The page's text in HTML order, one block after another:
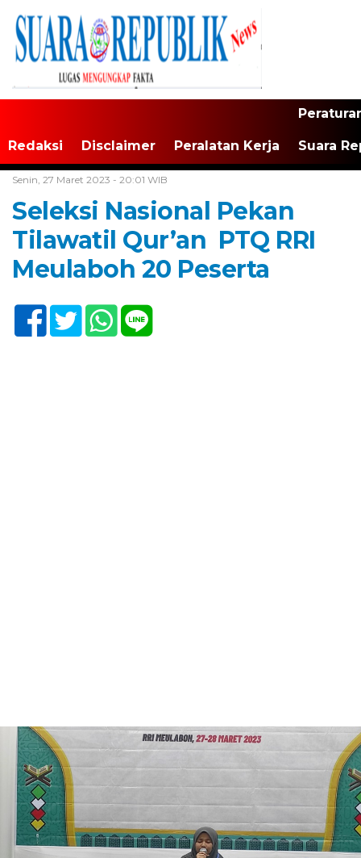
Redaksi Disclaimer Peralatan Kerja Suara
Senin, 27 Maret 2023 - 20:01 WIB
Seleksi Nasional Pekan
Tilawatil Qur’an PTQ RRI
Meulaboh 20 Peserta